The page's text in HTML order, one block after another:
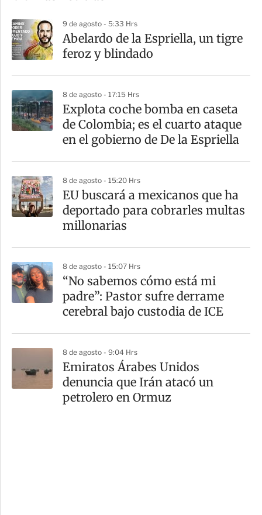
a
r
t
i
r
9 de agosto - 5:33 Hrs
Abelardo de la Espriella, un tigre
feroz y blindado
8 de agosto - 17:15 Hrs
Explota coche bomba en caseta
de Colombia; es el cuarto ataque
en el gobierno de De la Espriella
8 de agosto - 15:20 Hrs
EU buscará a mexicanos que ha
deportado para cobrarles multas
millonarias
8 de agosto - 15:07 Hrs
“No sabemos cómo está mi
padre”: Pastor sufre derrame
cerebral bajo custodia de ICE
8 de agosto - 9:04 Hrs
Emiratos Árabes Unidos
denuncia que Irán atacó un
petrolero en Ormuz